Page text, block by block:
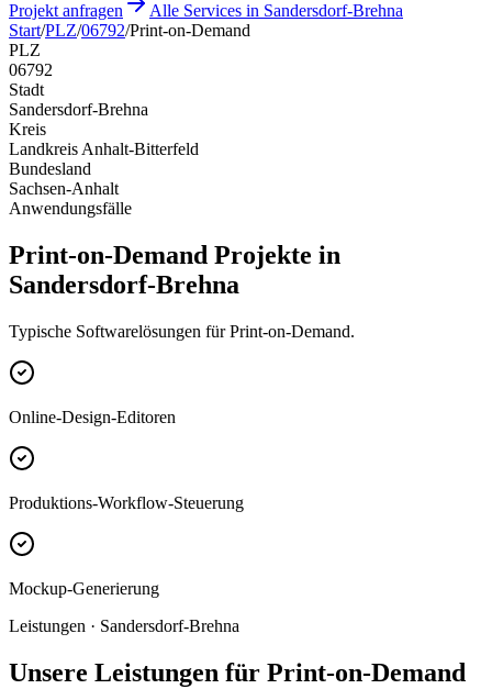
Projekt anfragen
Alle Services in Sandersdorf-Brehna
Start/PLZ/06792/Print-on-Demand
PLZ
06792
Stadt
Sandersdorf-Brehna
Kreis
Landkreis Anhalt-Bitterfeld
Bundesland
Sachsen-Anhalt
Anwendungsfälle
Print-on-Demand Projekte in
Sandersdorf-Brehna
Typische Softwarelösungen für Print-on-Demand.
Online-Design-Editoren
Produktions-Workflow-Steuerung
Mockup-Generierung
Leistungen · Sandersdorf-Brehna
Unsere Leistungen für Print-on-Demand